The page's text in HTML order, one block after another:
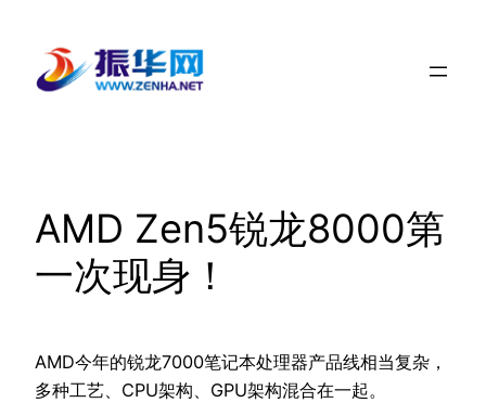
AMD Zen5锐龙8000第
一次现身！
AMD今年的锐龙7000笔记本处理器产品线相当复杂，
多种工艺、CPU架构、GPU架构混合在一起。